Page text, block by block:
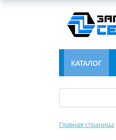
КАТАЛОГ
Главная страница